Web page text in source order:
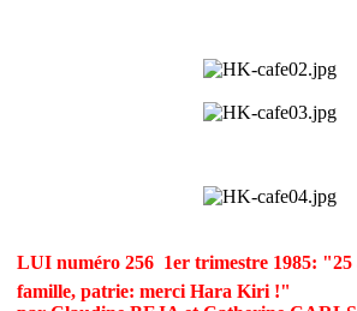
LUI numéro 256  1er trimestre 1985:
famille, patrie: merci Hara Kiri !"